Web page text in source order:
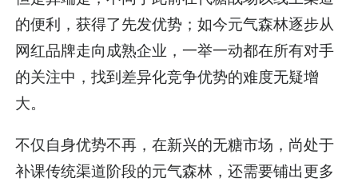
的便利，获得了先发优势；如今元气森林逐步从
网红品牌走向成熟企业，一举一动都在所有对手
的关注中，找到差异化竞争优势的难度无疑增
大。
不仅自身优势不再，在新兴的无糖市场，尚处于
补课传统渠道阶段的元气森林，还需要铺出更多